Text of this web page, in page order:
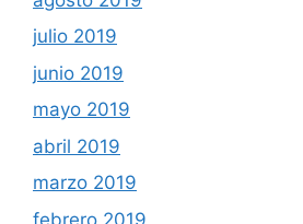
julio 2019
junio 2019
mayo 2019
abril 2019
marzo 2019
febrero 2019